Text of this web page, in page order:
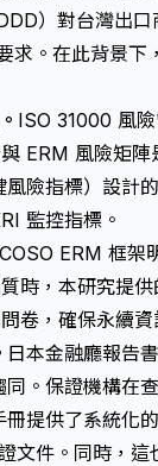
）對台灣出
。在此背景下
ISO 31000 風
ERM 風險矩陣
險指標）設計
監控指標。
COSO ERM 框架
時，本研究提
，確保永續資
日本金融廳報告
。保證機構在
提供了系統化
文件。同時，這